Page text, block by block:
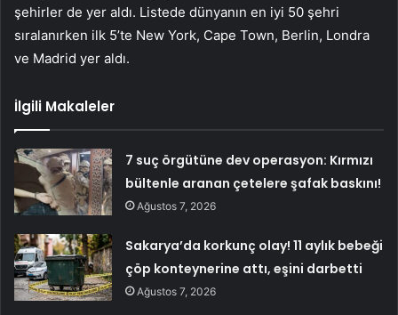
şehirler de yer aldı. Listede dünyanın en iyi 50 şehri
sıralanırken ilk 5’te New York, Cape Town, Berlin, Londra
ve Madrid yer aldı.
İlgili Makaleler
7 suç örgütüne dev operasyon: Kırmızı
bültenle aranan çetelere şafak baskını!
Ağustos 7, 2026
Sakarya’da korkunç olay! 11 aylık bebeği
çöp konteynerine attı, eşini darbetti
Ağustos 7, 2026